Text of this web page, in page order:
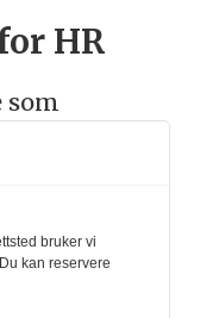
HR
innhold i
for alle
bruker vi
kan reservere